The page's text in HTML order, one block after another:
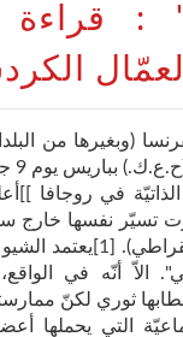
: قراءة
(وبغيرها من
الذاتيّة في روجافا
تسيّر نفسها خارج
[
1
] يعتمد
الاّ أنّه في
ثوري لكنّ
التي يحملها